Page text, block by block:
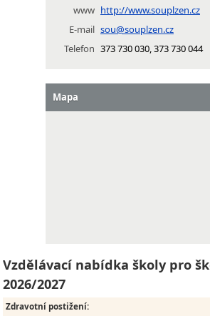
www http://www.souplzen.cz
E-mail sou@souplzen.cz
Telefon 373 730 030, 373 730 044
Mapa
Vzdělávací nabídka školy pro
2026/2027
Zdravotní postižení: